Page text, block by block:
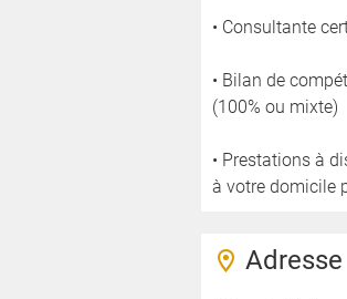
• Consultante
• Bilan de
(100% ou mixte)
• Prestations à
à votre domicile
Adresse